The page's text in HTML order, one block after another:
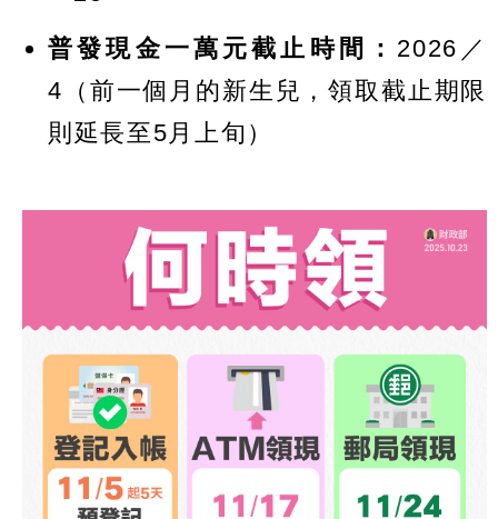
普發現金一萬元截止時間： 2026／
4（前一個月的新生兒，領取截止期限
則延長至5月上旬）